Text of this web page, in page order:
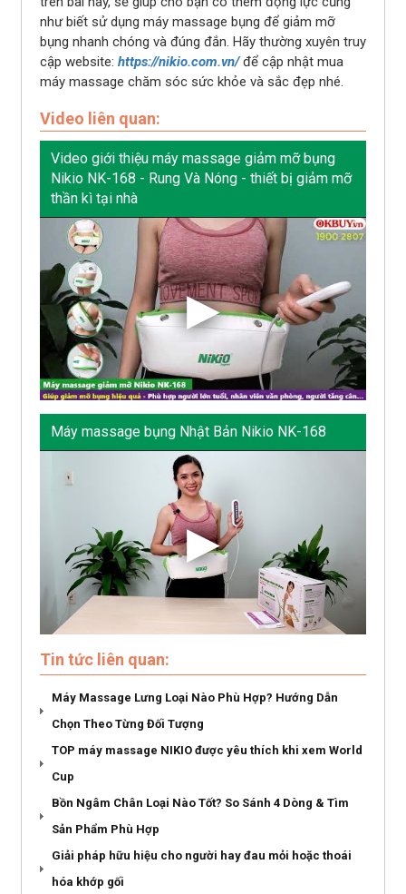
như biết sử dụng máy massage bụng để giảm mỡ
bụng nhanh chóng và đúng đắn. Hãy thường xuyên truy
cập website: https://nikio.com.vn/để cập nhật mua
máy massage chăm sóc sức khỏe và sắc đẹp nhé.
Video liên quan:
Video giới thiệu máy massage giảm mỡ bụng
Nikio NK-168 - Rung Và Nóng - thiết bị giảm mỡ
thần kì tại nhà
Máy massage bụng Nhật Bản Nikio NK-168
Tin tức liên quan:
Máy Massage Lưng Loại Nào Phù Hợp? Hướng Dẫn
Chọn Theo Từng Đối Tượng
TOP máy massage NIKIO được yêu thích khi xem World
Cup
Bồn Ngâm Chân Loại Nào Tốt? So Sánh 4 Dòng & Tìm
Sản Phẩm Phù Hợp
Giải pháp hữu hiệu cho người hay đau mỏi hoặc thoái
hóa khớp gối